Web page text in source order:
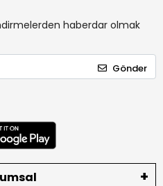
haberdar olmak
Gönder